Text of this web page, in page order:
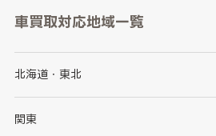
車買取対応地域一覧
北海道・東北
北海道
関東